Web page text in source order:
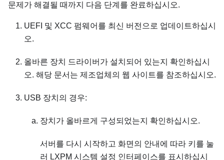
문제가 해결될 때까지 다음 단계를 완료하십시오.
UEFI 및 XCC 펌웨어를 최신 버전으로 업데이트하십시
오.
올바른 장치 드라이버가 설치되어 있는지 확인하십시
오. 해당 문서는 제조업체의 웹 사이트를 참조하십시오.
USB 장치의 경우:
장치가 올바르게 구성되었는지 확인하십시오.
서버를 다시 시작하고 화면의 안내에 따라 키를 눌
러 LXPM 시스템 설정 인터페이스를 표시하십시